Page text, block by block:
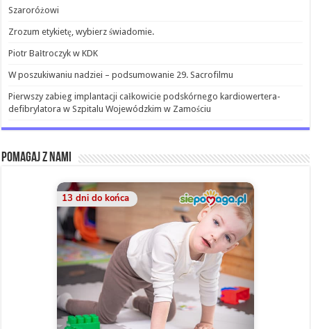
Szaroróżowi
Zrozum etykietę, wybierz świadomie.
Piotr Bałtroczyk w KDK
W poszukiwaniu nadziei – podsumowanie 29. Sacrofilmu
Pierwszy zabieg implantacji całkowicie podskórnego kardiowertera-
defibrylatora w Szpitalu Wojewódzkim w Zamościu
Pomagaj z nami